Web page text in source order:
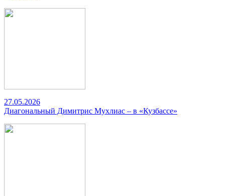
27.05.2026
Диагональный Димитрис Мухлиас – в «Кузбассе»